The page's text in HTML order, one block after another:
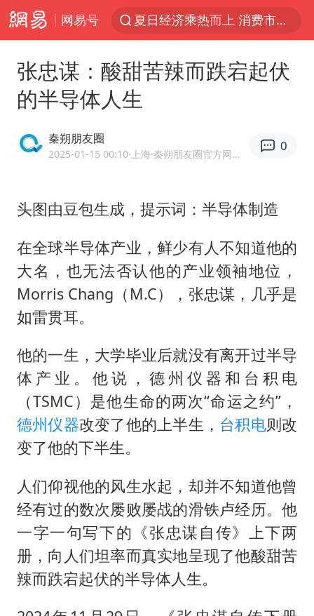
网易号
夏日经济乘热而上 消费市场向新而行
于东来回应胖东来近25年老店年底关闭
独闯南太行的失联女生最后轨迹已确认
香港刷新1884年以来最高气温纪录
上海全力守护市民“菜篮子”
白海豚北上或致京津冀暴雨
猫咪过火把节被抹成黑猫
宝妈给四胞胎取名平安喜乐
总书记点赞的非遗苗绣焕发新生机
张忠谋：酸甜苦辣而跌宕起伏
的半导体人生
秦朔朋友圈
2025-01-15 00:10·上海 ·秦朔朋友圈官方网易号
0
头图由豆包生成，提示词：半导体制造‍‍‍‍‍‍
在全球半导体产业，鲜少有人不知道他的
大名，也无法否认他的产业领袖地位，
Morris Chang（M.C）， 张忠谋 ，几乎是
如雷贯耳。
他的一生，大学毕业后就没有离开过半导
体产业。他说，德州仪器和台积电
（TSMC）是他生命的两次“命运之约”，
德州仪器改变了他的上半生， 台积电则改
变了他的下半生。
人们仰视他的风生水起，却并不知道他曾
经有过的数次屡败屡战的滑铁卢经历。他
一字一句写下的《张忠谋自传》上下两
册，向人们坦率而真实地呈现了他酸甜苦
辣而跌宕起伏的半导体人生。